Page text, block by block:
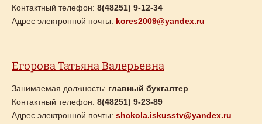
Контактный телефон: 8(48251) 9-12-34
Адрес электронной почты: kores2009@yandex.ru
Егорова Татьяна Валерьевна
Занимаемая должность: главный бухгалтер
Контактный телефон: 8(48251) 9-23-89
Адрес электронной почты: shckola.iskusstv@yandex.ru